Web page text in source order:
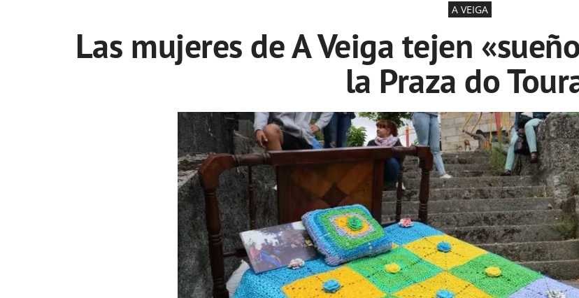
A VEIGA
Las mujeres de A Veiga tejen
la Praza do